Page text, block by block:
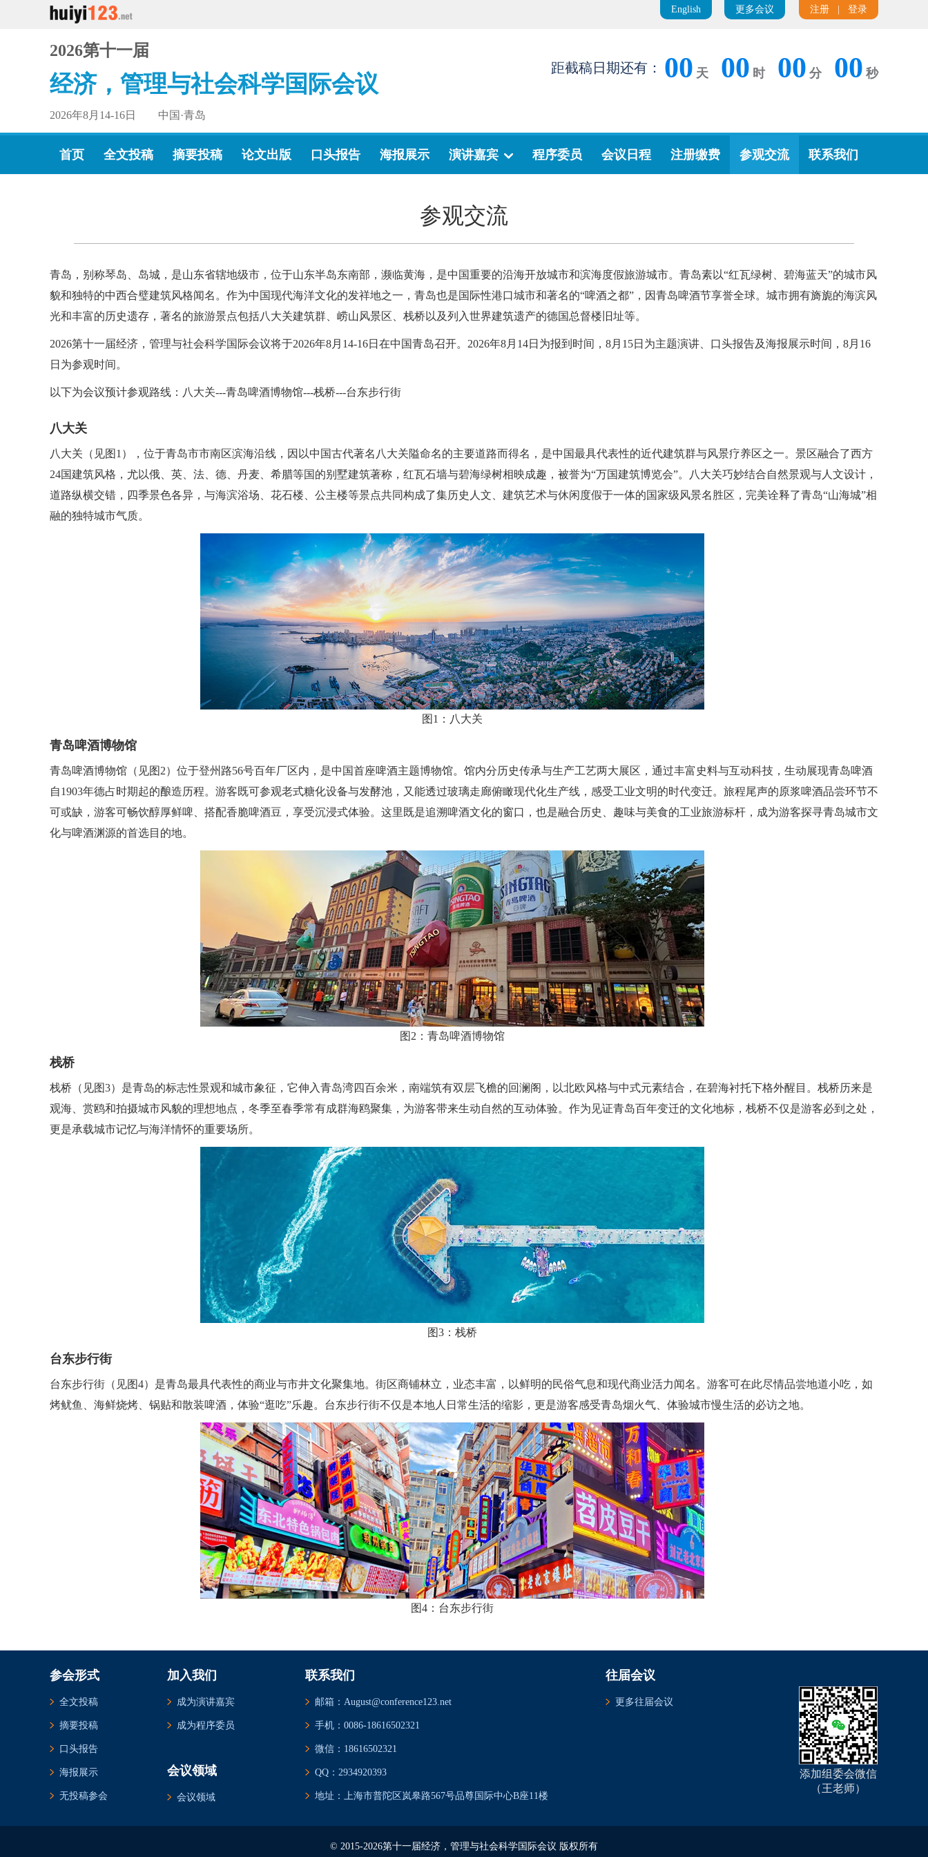
注册 登录
更多会议
English
2026第十一届
经济，管理与社会科学国际会议
2026年8月14-16日 中国·青岛
距截稿日期还有： 00 天 00 时 00 分 00 秒
首页 全文投稿 摘要投稿 论文出版 口头报告 海报展示 演讲嘉宾 程序委员 会议日程 注册缴费 参观交流 联系我们
参观交流
青岛，别称琴岛、岛城，是山东省辖地级市，位于山东半岛东南部，濒临黄海，是中国重要的沿海开放城市和滨海度假旅游城市。青岛素以“红瓦绿树、碧海蓝天”的城市风
貌和独特的中西合璧建筑风格闻名。作为中国现代海洋文化的发祥地之一，青岛也是国际性港口城市和著名的“啤酒之都”，因青岛啤酒节享誉全球。城市拥有旖旎的海滨风
光和丰富的历史遗存，著名的旅游景点包括八大关建筑群、崂山风景区、栈桥以及列入世界建筑遗产的德国总督楼旧址等。
2026第十一届经济，管理与社会科学国际会议将于2026年8月14-16日在中国青岛召开。2026年8月14日为报到时间，8月15日为主题演讲、口头报告及海报展示时间，8月16
日为参观时间。
以下为会议预计参观路线：八大关---青岛啤酒博物馆---栈桥---台东步行街
八大关
八大关（见图1），位于青岛市市南区滨海沿线，因以中国古代著名八大关隘命名的主要道路而得名，是中国最具代表性的近代建筑群与风景疗养区之一。景区融合了西方
24国建筑风格，尤以俄、英、法、德、丹麦、希腊等国的别墅建筑著称，红瓦石墙与碧海绿树相映成趣，被誉为“万国建筑博览会”。八大关巧妙结合自然景观与人文设计，
道路纵横交错，四季景色各异，与海滨浴场、花石楼、公主楼等景点共同构成了集历史人文、建筑艺术与休闲度假于一体的国家级风景名胜区，完美诠释了青岛“山海城”相
融的独特城市气质。
图1：八大关
青岛啤酒博物馆
青岛啤酒博物馆（见图2）位于登州路56号百年厂区内，是中国首座啤酒主题博物馆。馆内分历史传承与生产工艺两大展区，通过丰富史料与互动科技，生动展现青岛啤酒
自1903年德占时期起的酿造历程。游客既可参观老式糖化设备与发酵池，又能透过玻璃走廊俯瞰现代化生产线，感受工业文明的时代变迁。旅程尾声的原浆啤酒品尝环节不
可或缺，游客可畅饮醇厚鲜啤、搭配香脆啤酒豆，享受沉浸式体验。这里既是追溯啤酒文化的窗口，也是融合历史、趣味与美食的工业旅游标杆，成为游客探寻青岛城市文
化与啤酒渊源的首选目的地。
图2：青岛啤酒博物馆
栈桥
栈桥（见图3）是青岛的标志性景观和城市象征，它伸入青岛湾四百余米，南端筑有双层飞檐的回澜阁，以北欧风格与中式元素结合，在碧海衬托下格外醒目。栈桥历来是
观海、赏鸥和拍摄城市风貌的理想地点，冬季至春季常有成群海鸥聚集，为游客带来生动自然的互动体验。作为见证青岛百年变迁的文化地标，栈桥不仅是游客必到之处，
更是承载城市记忆与海洋情怀的重要场所。
图3：栈桥
台东步行街
台东步行街（见图4）是青岛最具代表性的商业与市井文化聚集地。街区商铺林立，业态丰富，以鲜明的民俗气息和现代商业活力闻名。游客可在此尽情品尝地道小吃，如
烤鱿鱼、海鲜烧烤、锅贴和散装啤酒，体验“逛吃”乐趣。台东步行街不仅是本地人日常生活的缩影，更是游客感受青岛烟火气、体验城市慢生活的必访之地。
图4：台东步行街
参会形式
全文投稿
摘要投稿
口头报告
海报展示
无投稿参会
加入我们
成为演讲嘉宾
成为程序委员
会议领域
会议领域
联系我们
邮箱：August@conference123.net
手机：0086-18616502321
微信：18616502321
QQ：2934920393
地址：上海市普陀区岚皋路567号品尊国际中心B座11楼
往届会议
更多往届会议
添加组委会微信
（王老师）
© 2015-2026第十一届经济，管理与社会科学国际会议 版权所有